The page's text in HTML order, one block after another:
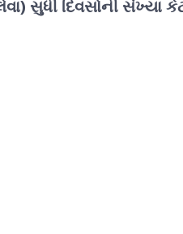
સુધી દિવસોની સંખ્યા